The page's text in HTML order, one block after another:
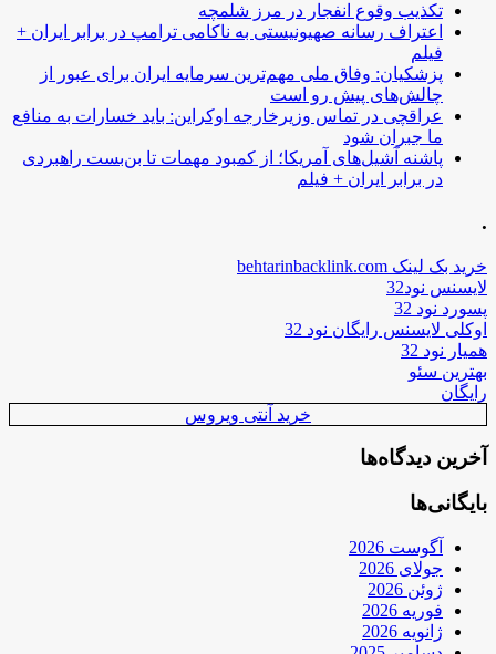
تکذیب وقوع انفجار در مرز شلمچه
اعتراف رسانه صهیونیستی به ناکامی ترامپ در برابر ایران +
فیلم
پزشکیان: وفاق ملی مهم‌ترین سرمایه ایران برای عبور از
چالش‌های پیش رو است
عراقچی در تماس وزیرخارجه اوکراین: باید خسارات به منافع
ما جبران شود
پاشنه آشیل‌های آمریکا؛ از کمبود مهمات تا بن‌بست راهبردی
در برابر ایران + فیلم
.
خرید بک لینک behtarinbacklink.com
لایسنس نود32
پسورد نود 32
اوکلی لایسنس رایگان نود 32
همیار نود 32
بهترین سئو
رایگان
خرید آنتی ویروس
آخرین دیدگاه‌ها
بایگانی‌ها
آگوست 2026
جولای 2026
ژوئن 2026
فوریه 2026
ژانویه 2026